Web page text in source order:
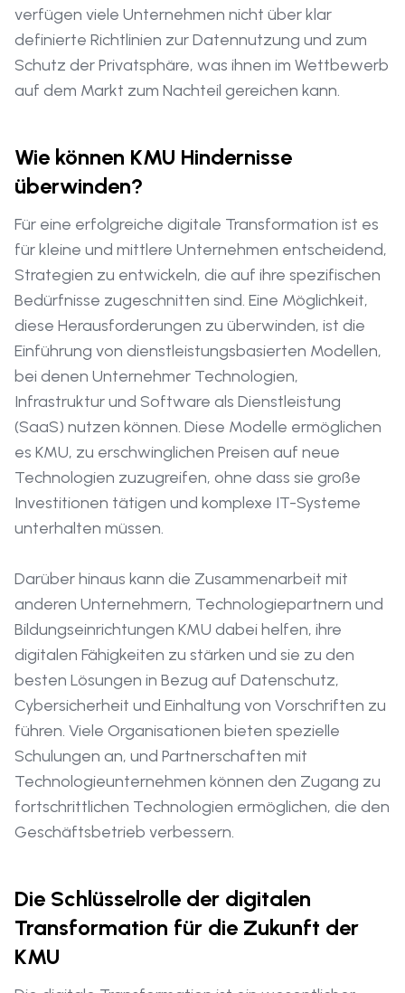
verfügen viele Unternehmen nicht über klar
definierte Richtlinien zur Datennutzung und zum
Schutz der Privatsphäre, was ihnen im Wettbewerb
auf dem Markt zum Nachteil gereichen kann.
Wie können KMU Hindernisse
überwinden?
Für eine erfolgreiche digitale Transformation ist es
für kleine und mittlere Unternehmen entscheidend,
Strategien zu entwickeln, die auf ihre spezifischen
Bedürfnisse zugeschnitten sind. Eine Möglichkeit,
diese Herausforderungen zu überwinden, ist die
Einführung von dienstleistungsbasierten Modellen,
bei denen Unternehmer Technologien,
Infrastruktur und Software als Dienstleistung
(SaaS) nutzen können. Diese Modelle ermöglichen
es KMU, zu erschwinglichen Preisen auf neue
Technologien zuzugreifen, ohne dass sie große
Investitionen tätigen und komplexe IT-Systeme
unterhalten müssen.
Darüber hinaus kann die Zusammenarbeit mit
anderen Unternehmern, Technologiepartnern und
Bildungseinrichtungen KMU dabei helfen, ihre
digitalen Fähigkeiten zu stärken und sie zu den
besten Lösungen in Bezug auf Datenschutz,
Cybersicherheit und Einhaltung von Vorschriften zu
führen. Viele Organisationen bieten spezielle
Schulungen an, und Partnerschaften mit
Technologieunternehmen können den Zugang zu
fortschrittlichen Technologien ermöglichen, die den
Geschäftsbetrieb verbessern.
Die Schlüsselrolle der digitalen
Transformation für die Zukunft der
KMU